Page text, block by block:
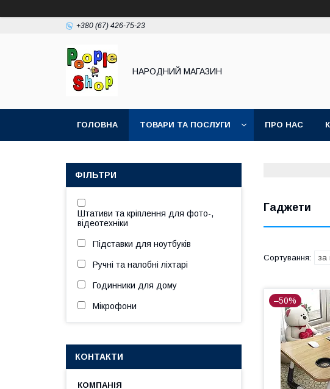
+380 (67) 426-75-23
НАРОДНИЙ МАГАЗИН
ГОЛОВНА ТОВАРИ ТА ПОСЛУГИ ПРО НАС
Гаджети
–50%
ФІЛЬТРИ
Штативи та кріплення для фото-,
відеотехніки
Підставки для ноутбуків
Ручні та налобні ліхтарі
Годинники для дому
Мікрофони
КОНТАКТИ